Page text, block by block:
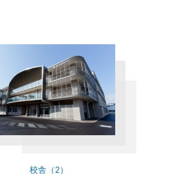
校舎（2）